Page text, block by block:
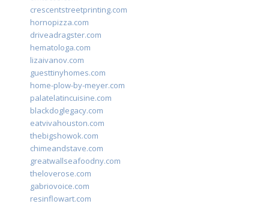
crescentstreetprinting.com
hornopizza.com
driveadragster.com
hematologa.com
lizaivanov.com
guesttinyhomes.com
home-plow-by-meyer.com
palatelatincuisine.com
blackdoglegacy.com
eatvivahouston.com
thebigshowok.com
chimeandstave.com
greatwallseafoodny.com
theloverose.com
gabriovoice.com
resinflowart.com